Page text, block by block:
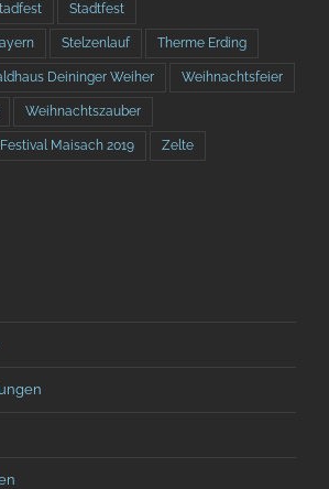
Stadtfest
Stelzenlauf Therme Erding
Deininger Weiher Weihnachtsfeier
Weihnachtszauber
Maisach 2019 Zelte